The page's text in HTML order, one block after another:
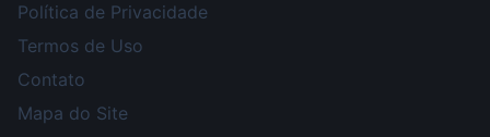
Política de Privacidade
Termos de Uso
Contato
Mapa do Site